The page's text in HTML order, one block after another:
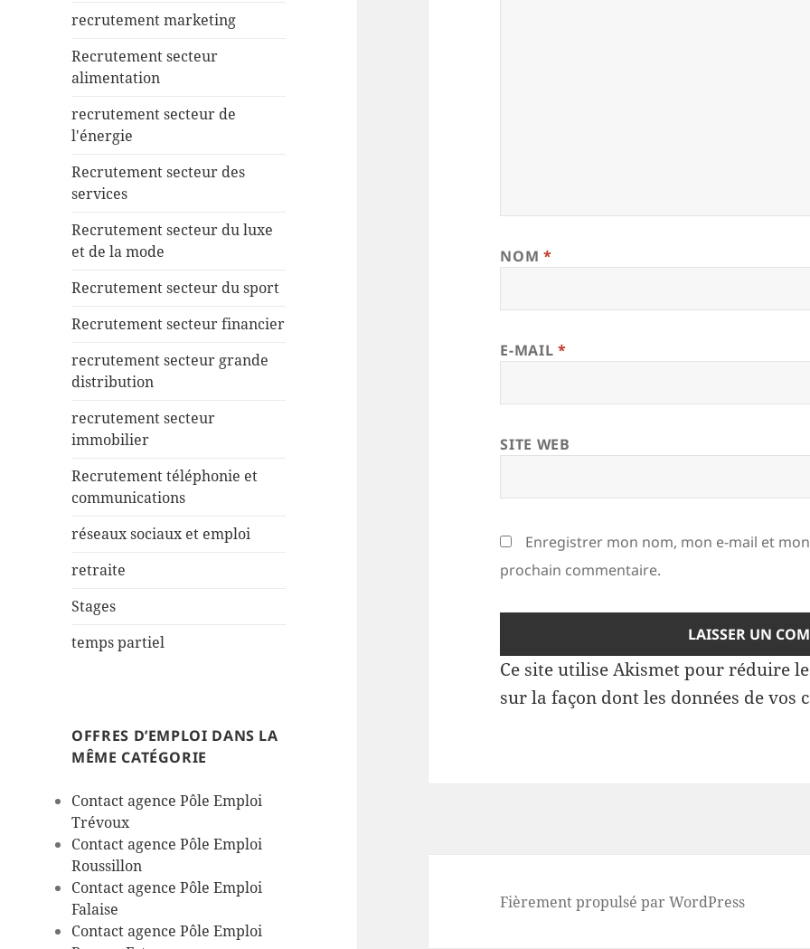
recrutement marketing
Recrutement secteur
alimentation
recrutement secteur de
l'énergie
Recrutement secteur des
services
Recrutement secteur du luxe
et de la mode
Recrutement secteur du sport
Recrutement secteur financier
recrutement secteur grande
distribution
recrutement secteur
immobilier
Recrutement téléphonie et
communications
réseaux sociaux et emploi
retraite
Stages
temps partiel
OFFRES D’EMPLOI DANS LA
MÊME CATÉGORIE
Contact agence Pôle Emploi
Trévoux
Contact agence Pôle Emploi
Roussillon
Contact agence Pôle Emploi
Falaise
Contact agence Pôle Emploi
NOM *
E-MAIL *
SITE WEB
Enregistrer mon nom, mon e-mail et
prochain commentaire.
Ce site utilise Akismet pour réduire
sur la façon dont les données de vos
Fièrement propulsé par WordPress